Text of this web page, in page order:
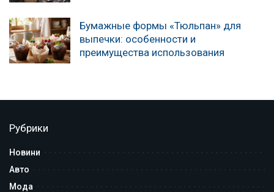
Бумажные формы «Тюльпан» для
выпечки: особенности и
преимущества использования
Рубрики
Новини
Авто
Мода